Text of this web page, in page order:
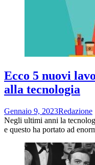
Ecco 5 nuovi
alla tecnologia
Gennaio 9, 2023Redazione
Negli ultimi anni la
e questo ha portato ad